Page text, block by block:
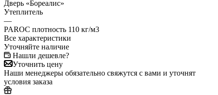
Дверь «Бореалис»
Утеплитель
—
PAROC плотность 110 кг/м3
Все характеристики
Уточняйте наличие
Нашли дешевле?
Уточнить цену
Наши менеджеры обязательно свяжутся с вами и уточнят
условия заказа